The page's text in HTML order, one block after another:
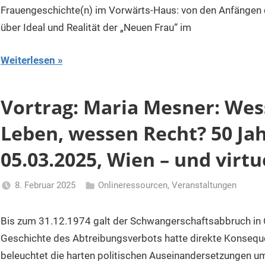
Frauengeschichte(n) im Vorwärts-Haus: von den
über Ideal und Realität der „Neuen Frau“ im
Weiterlesen
Vortrag: Maria Mesner:
Leben, wessen Recht? 50
05.03.2025, Wien – und
8. Februar 2025
Gerhalter
Onlineressourcen, Veranstaltungen
Bis zum 31.12.1974 galt der Schwangerschaftsabbruch
Geschichte des Abtreibungsverbots hatte direkte
beleuchtet die harten politischen Auseinandersetzungen